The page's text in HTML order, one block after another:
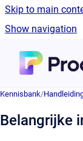
Skip to main
Show navigation
Kennisbank/
Belangrijke